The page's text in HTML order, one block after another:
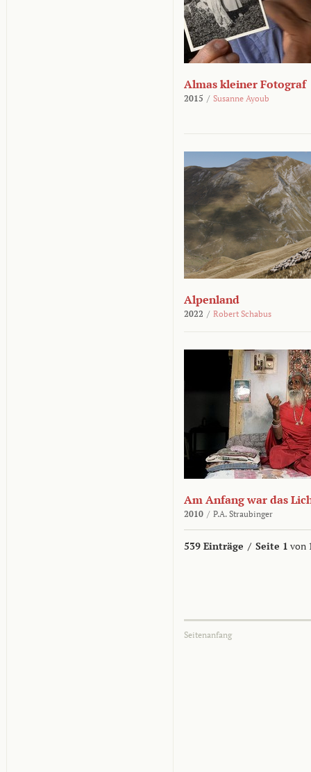
Almas kleiner Fotograf
2015 / Susanne Ayoub
Alpenland
2022 / Robert Schabus
Am Anfang war das
2010 / P.A. Straubinger
539 Einträge / Seite 1 von
Seitenanfang